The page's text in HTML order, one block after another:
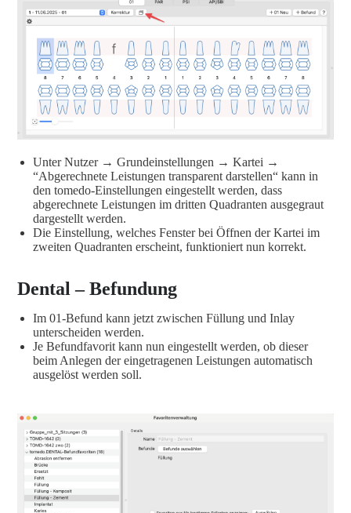
Unter Nutzer → Grundeinstellungen → Kartei →
“Abgerechnete Leistungen transparent darstellen“ kann in
den tomedo-Einstellungen eingestellt werden, dass
abgerechnete Leistungen im dritten Quadranten ausgegraut
dargestellt werden.
Die Einstellung, welches Fenster bei Öffnen der Kartei im
zweiten Quadranten erscheint, funktioniert nun korrekt.
Dental – Befundung
Im 01-Befund kann jetzt zwischen Füllung und Inlay
unterscheiden werden.
Je Befundfavorit kann nun eingestellt werden, ob dieser
beim Anlegen der eingetragenen Leistungen automatisch
ausgelöst werden soll.